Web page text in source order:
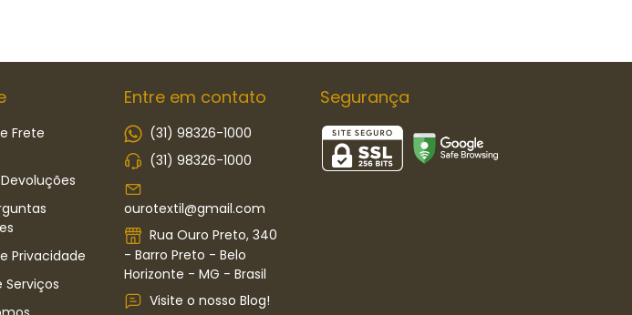
Frete
Privacidade
Serviços
Entre em contato
(31) 98326-1000
(31) 98326-1000
ourotextil@gmail.com
Rua Ouro Preto, 340
- Barro Preto - Belo
Horizonte - MG - Brasil
Visite o nosso Blog!
Segurança